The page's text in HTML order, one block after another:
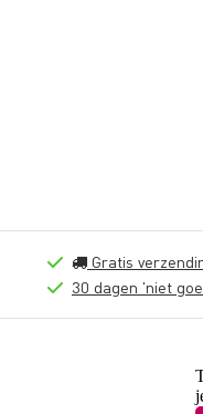
Gratis
30 dagen 'niet